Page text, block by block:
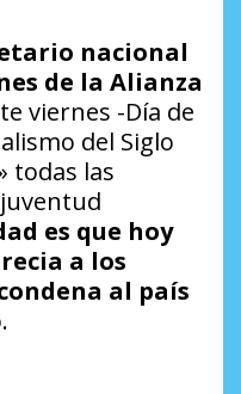
nacional
de la Alianza
viernes -Día de
del Siglo
todas las
es que hoy
a los
al país